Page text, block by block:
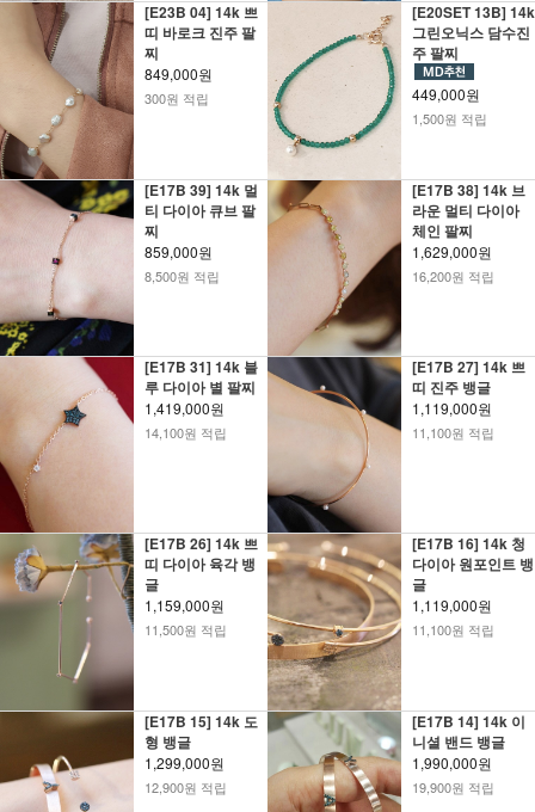
[E23B 04] 14k 쁘
띠 바로크 진주 팔
찌
849,000원
300원 적립
[E20SET 13B] 14k
그린오닉스 담수진
주 팔찌
449,000원
1,500원 적립
[E17B 39] 14k 멀
티 다이아 큐브 팔
찌
859,000원
8,500원 적립
[E17B 38] 14k 브
라운 멀티 다이아
체인 팔찌
1,629,000원
16,200원 적립
[E17B 31] 14k 블
루 다이아 별 팔찌
1,419,000원
14,100원 적립
[E17B 27] 14k 쁘
띠 진주 뱅글
1,119,000원
11,100원 적립
[E17B 26] 14k 쁘
띠 다이아 육각 뱅
글
1,159,000원
11,500원 적립
[E17B 16] 14k 청
다이아 원포인트 뱅
글
1,119,000원
11,100원 적립
[E17B 15] 14k 도
형 뱅글
1,299,000원
12,900원 적립
[E17B 14] 14k 이
니셜 밴드 뱅글
1,990,000원
19,900원 적립